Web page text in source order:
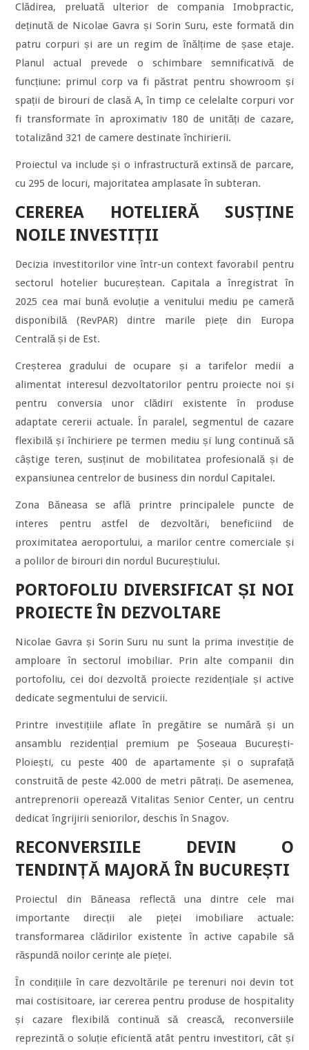
Clădirea, preluată ulterior de compania Imobpractic,
deținută de Nicolae Gavra și Sorin Suru, este formată din
patru corpuri și are un regim de înălțime de șase etaje.
Planul actual prevede o schimbare semnificativă de
funcțiune: primul corp va fi păstrat pentru showroom și
spații de birouri de clasă A, în timp ce celelalte corpuri vor
fi transformate în aproximativ 180 de unități de cazare,
totalizând 321 de camere destinate închirierii.
Proiectul va include și o infrastructură extinsă de parcare,
cu 295 de locuri, majoritatea amplasate în subteran.
CEREREA HOTELIERĂ SUSȚINE
NOILE INVESTIȚII
Decizia investitorilor vine într-un context favorabil pentru
sectorul hotelier bucureștean. Capitala a înregistrat în
2025 cea mai bună evoluție a venitului mediu pe cameră
disponibilă (RevPAR) dintre marile piețe din Europa
Centrală și de Est.
Creșterea gradului de ocupare și a tarifelor medii a
alimentat interesul dezvoltatorilor pentru proiecte noi și
pentru conversia unor clădiri existente în produse
adaptate cererii actuale. În paralel, segmentul de cazare
flexibilă și închiriere pe termen mediu și lung continuă să
câștige teren, susținut de mobilitatea profesională și de
expansiunea centrelor de business din nordul Capitalei.
Zona Băneasa se află printre principalele puncte de
interes pentru astfel de dezvoltări, beneficiind de
proximitatea aeroportului, a marilor centre comerciale și
a polilor de birouri din nordul Bucureștiului.
PORTOFOLIU DIVERSIFICAT ȘI NOI
PROIECTE ÎN DEZVOLTARE
Nicolae Gavra și Sorin Suru nu sunt la prima investiție de
amploare în sectorul imobiliar. Prin alte companii din
portofoliu, cei doi dezvoltă proiecte rezidențiale și active
dedicate segmentului de servicii.
Printre investițiile aflate în pregătire se numără și un
ansamblu rezidențial premium pe Șoseaua București-
Ploiești, cu peste 400 de apartamente și o suprafață
construită de peste 42.000 de metri pătrați. De asemenea,
antreprenorii operează Vitalitas Senior Center, un centru
dedicat îngrijirii seniorilor, deschis în Snagov.
RECONVERSIILE DEVIN O
TENDINȚĂ MAJORĂ ÎN BUCUREȘTI
Proiectul din Băneasa reflectă una dintre cele mai
importante direcții ale pieței imobiliare actuale:
transformarea clădirilor existente în active capabile să
răspundă noilor cerințe ale pieței.
În condițiile în care dezvoltările pe terenuri noi devin tot
mai costisitoare, iar cererea pentru produse de hospitality
și cazare flexibilă continuă să crească, reconversiile
reprezintă o soluție eficientă atât pentru investitori, cât și